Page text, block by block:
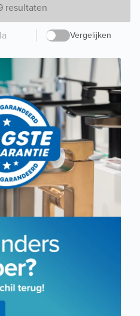
resultaten
Vergelijken